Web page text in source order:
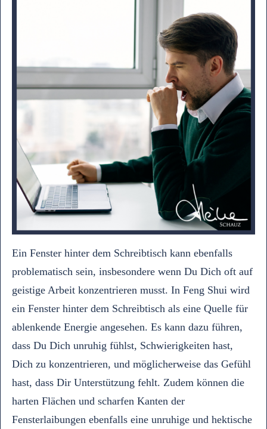
Ein Fenster hinter dem Schreibtisch kann ebenfalls
problematisch sein, insbesondere wenn Du Dich oft auf
geistige Arbeit konzentrieren musst. In Feng Shui wird
ein Fenster hinter dem Schreibtisch als eine Quelle für
ablenkende Energie angesehen. Es kann dazu führen,
dass Du Dich unruhig fühlst, Schwierigkeiten hast,
Dich zu konzentrieren, und möglicherweise das Gefühl
hast, dass Dir Unterstützung fehlt. Zudem können die
harten Flächen und scharfen Kanten der
Fensterlaibungen ebenfalls eine unruhige und hektische